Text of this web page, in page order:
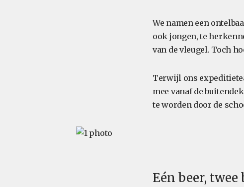
We namen een
ook jongen, te
van de vleugel. Toch
Terwijl ons
mee vanaf de
te worden door de
Eén beer, twee